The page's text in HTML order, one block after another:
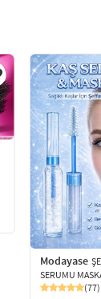
Modayase
SERUMU
(77)